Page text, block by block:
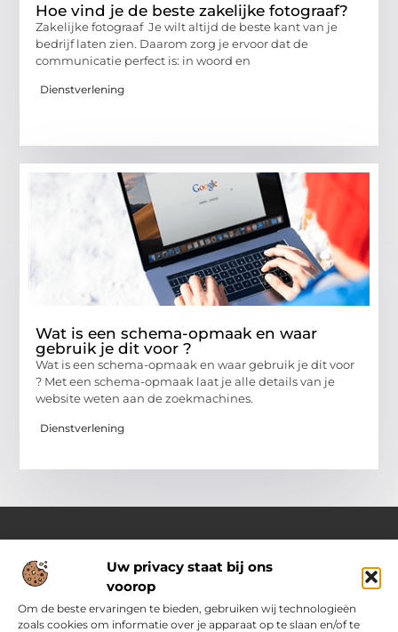
Uw privacy staat bij ons
voorop
Om de beste ervaringen te bieden, gebruiken wij technologieën
zoals cookies om informatie over je apparaat op te slaan en/of te
Hoe vind je de beste zakelijke fotograaf?
Zakelijke fotograaf Je wilt altijd de beste kant van je
bedrijf laten zien. Daarom zorg je ervoor dat de
communicatie perfect is: in woord en
Dienstverlening
Wat is een schema-opmaak en waar
gebruik je dit voor ?
Wat is een schema-opmaak en waar gebruik je dit voor
? Met een schema-opmaak laat je alle details van je
website weten aan de zoekmachines.
Dienstverlening
Over Pass4sure.nl
Jouw bron voor slimme inzichten en praktische tips
Verken een gevarieerd aanbod aan blogs en artikelen die je
dagelijks ondersteunen met bruikbare adviezen, slimme